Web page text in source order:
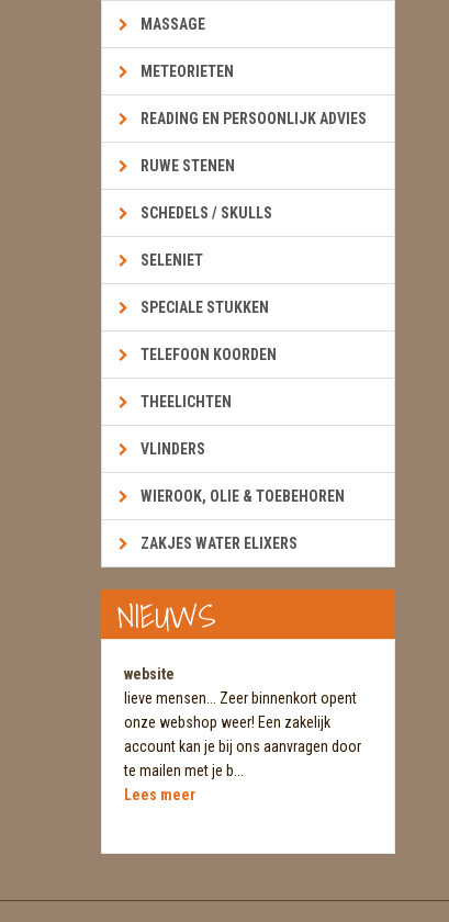
MASSAGE
METEORIETEN
READING EN PERSOONLIJK ADVIES
RUWE STENEN
SCHEDELS / SKULLS
SELENIET
SPECIALE STUKKEN
TELEFOON KOORDEN
THEELICHTEN
VLINDERS
WIEROOK, OLIE & TOEBEHOREN
ZAKJES WATER ELIXERS
NIEUWS
website
lieve mensen... Zeer binnenkort opent
onze webshop weer! Een zakelijk
account kan je bij ons aanvragen door
te mailen met je b...
Lees meer